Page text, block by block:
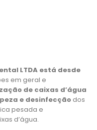
LTDA está desde
em geral e
de caixas d’água
e desinfecção dos
pesada e
d’água.